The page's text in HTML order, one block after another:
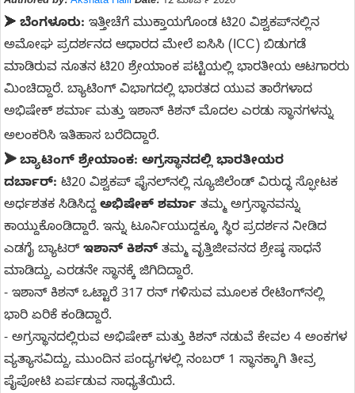
➤ ಬೆಂಗಳೂರು: ಇತ್ತೀಚೆಗೆ ಮುಕ್ತಾಯಗೊಂಡ ಟಿ20 ವಿಶ್ವಕಪ್‌ನಲ್ಲಿನ
ಅಮೋಘ ಪ್ರದರ್ಶನದ ಆಧಾರದ ಮೇಲೆ ಐಸಿಸಿ (ICC) ಬಿಡುಗಡೆ
ಮಾಡಿರುವ ನೂತನ ಟಿ20 ಶ್ರೇಯಾಂಕ ಪಟ್ಟಿಯಲ್ಲಿ ಭಾರತೀಯ ಆಟಗಾರರು
ಮಿಂಚಿದ್ದಾರೆ. ಬ್ಯಾಟಿಂಗ್ ವಿಭಾಗದಲ್ಲಿ ಭಾರತದ ಯುವ ತಾರೆಗಳಾದ
ಅಭಿಷೇಕ್ ಶರ್ಮಾ ಮತ್ತು ಇಶಾನ್ ಕಿಶನ್ ಮೊದಲ ಎರಡು ಸ್ಥಾನಗಳನ್ನು
ಅಲಂಕರಿಸಿ ಇತಿಹಾಸ ಬರೆದಿದ್ದಾರೆ.
➤ ಬ್ಯಾಟಿಂಗ್ ಶ್ರೇಯಾಂಕ: ಅಗ್ರಸ್ಥಾನದಲ್ಲಿ ಭಾರತೀಯರ
ದರ್ಬಾರ್: ಟಿ20 ವಿಶ್ವಕಪ್ ಫೈನಲ್‌ನಲ್ಲಿ ನ್ಯೂಜಿಲೆಂಡ್ ವಿರುದ್ಧ ಸ್ಫೋಟಕ
ಅರ್ಧಶತಕ ಸಿಡಿಸಿದ್ದಅಭಿಷೇಕ್ ಶರ್ಮಾ ತಮ್ಮ ಅಗ್ರಸ್ಥಾನವನ್ನು
ಕಾಯ್ದುಕೊಂಡಿದ್ದಾರೆ. ಇನ್ನು ಟೂರ್ನಿಯುದ್ದಕ್ಕೂ ಸ್ಥಿರ ಪ್ರದರ್ಶನ ನೀಡಿದ
ಎಡಗೈ ಬ್ಯಾಟರ್ಇಶಾನ್ ಕಿಶನ್ ತಮ್ಮ ವೃತ್ತಿಜೀವನದ ಶ್ರೇಷ್ಠ ಸಾಧನೆ
ಮಾಡಿದ್ದು, ಎರಡನೇ ಸ್ಥಾನಕ್ಕೆ ಜಿಗಿದಿದ್ದಾರೆ.
- ಇಶಾನ್ ಕಿಶನ್ ಒಟ್ಟಾರೆ 317 ರನ್ ಗಳಿಸುವ ಮೂಲಕ ರೇಟಿಂಗ್‌ನಲ್ಲಿ
ಭಾರಿ ಏರಿಕೆ ಕಂಡಿದ್ದಾರೆ.
- ಅಗ್ರಸ್ಥಾನದಲ್ಲಿರುವ ಅಭಿಷೇಕ್ ಮತ್ತು ಕಿಶನ್ ನಡುವೆ ಕೇವಲ 4 ಅಂಕಗಳ
ವ್ಯತ್ಯಾಸವಿದ್ದು, ಮುಂದಿನ ಪಂದ್ಯಗಳಲ್ಲಿ ನಂಬರ್ 1 ಸ್ಥಾನಕ್ಕಾಗಿ ತೀವ್ರ
ಪೈಪೋಟಿ ಏರ್ಪಡುವ ಸಾಧ್ಯತೆಯಿದೆ.